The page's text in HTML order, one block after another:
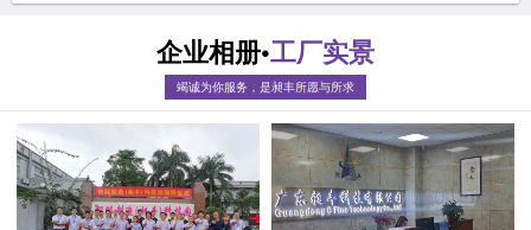
企业相册•工厂实景
竭诚为你服务，是昶丰所愿与所求